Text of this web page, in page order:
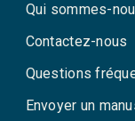
Qui sommes-
Contactez-nous
Questions
Envoyer un